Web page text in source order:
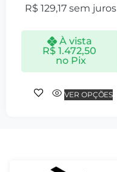
R$ 129,17 sem juros
À vista
R$ 1.472,50
no Pix
VER OPÇÕES